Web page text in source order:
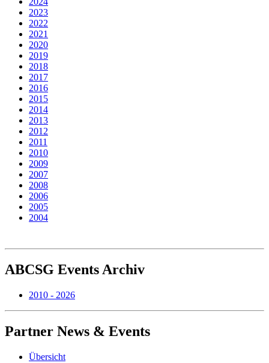
2023
2022
2021
2020
2019
2018
2017
2016
2015
2014
2013
2012
2011
2010
2009
2007
2008
2006
2005
2004
ABCSG Events Archiv
2010 - 2026
Partner News & Events
Übersicht